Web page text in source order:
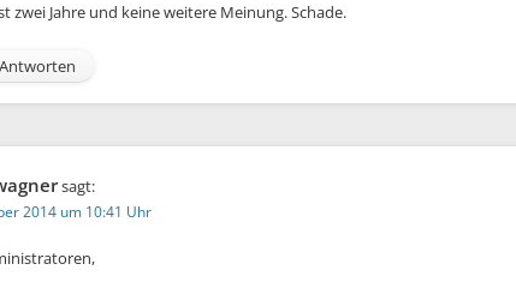
zwei Jahre und keine weitere Meinung. Schade.
Antworten
sagt:
2014 um 10:41 Uhr